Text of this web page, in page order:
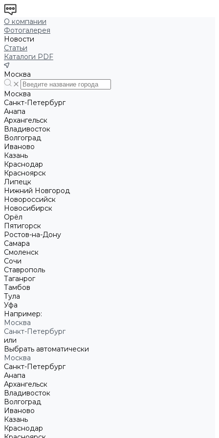
О компании
Фотогалерея
Новости
Статьи
Каталоги PDF
Москва
Москва
Санкт-Петербург
Анапа
Архангельск
Владивосток
Волгоград
Иваново
Казань
Краснодар
Красноярск
Липецк
Нижний Новгород
Новороссийск
Новосибирск
Орёл
Пятигорск
Ростов-на-Дону
Самара
Смоленск
Сочи
Ставрополь
Таганрог
Тамбов
Тула
Уфа
Например:
Москва
Санкт-Петербург
или
Выбрать автоматически
Москва
Санкт-Петербург
Анапа
Архангельск
Владивосток
Волгоград
Иваново
Казань
Краснодар